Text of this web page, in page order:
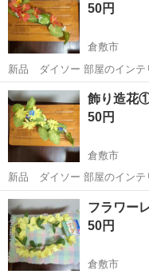
50円
倉敷市
新品 ダイソー 部屋のインテ
ので… 何かに活用される方へ
岡山 倉敷市 その他
飾り造花
50円
倉敷市
新品 ダイソー 部屋のインテ
ので… 何かに活用される方へ
岡山 倉敷市
フラワー
50円
倉敷市